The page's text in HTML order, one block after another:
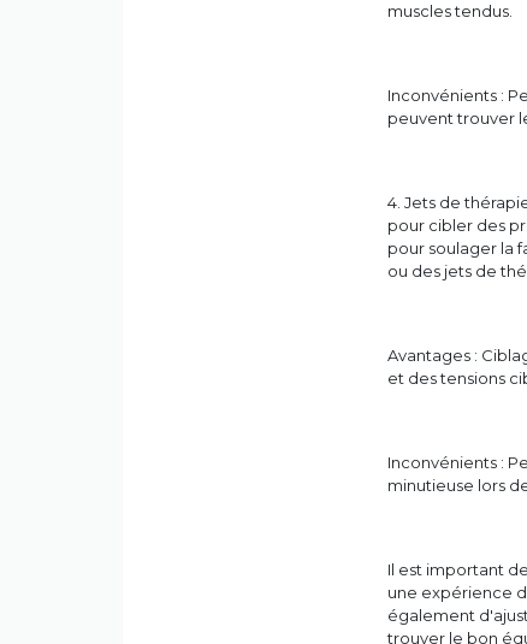
muscles tendus.
Inconvénients :
peuvent trouver
4. Jets de
pour cibler des
pour soulager la
ou des jets de
Avantages :
et des tensions
Inconvénients :
minutieuse lors
Il est important
une expérience
également
trouver le bon